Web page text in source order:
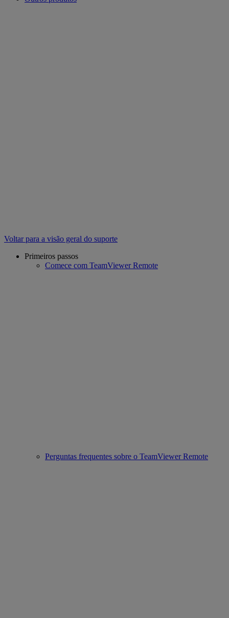
Voltar para a visão geral do suporte
Primeiros passos
Comece com TeamViewer Remote
Perguntas frequentes sobre o TeamViewer Remote